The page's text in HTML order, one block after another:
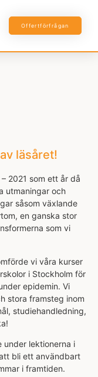
Offertförfrågan
läsåret!
2021 som ett år då
utmaningar och
såsom växlande
en ganska stor
som vi
vi våra kurser
i Stockholm för
epidemin. Vi
stora framsteg inom
studiehandledning,
lektionerna i
bli ett användbart
i framtiden.